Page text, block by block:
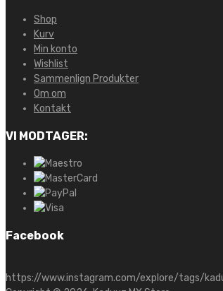
Shop
Kurv
Min konto
Wishlist
Sammenlign Produkter
Om om
Kontakt
VI MODTAGER:
Facebook
https://www.instagram.com/explore/tags/